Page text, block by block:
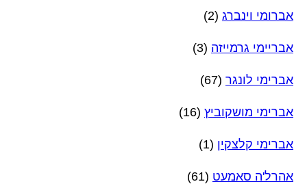
אברומי וינברג (2)
אבריימי גרמייזה (3)
אברימי לונגר (67)
אברימי מושקוביץ (16)
אברימי קלצקין (1)
אהרל'ה סאמעט (61)